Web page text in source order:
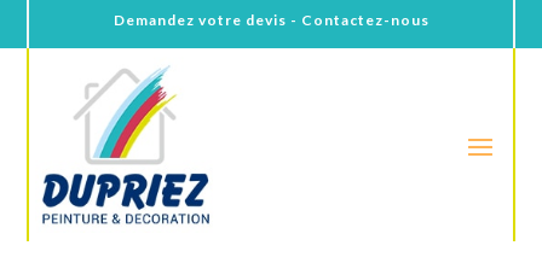
Demandez votre devis - Contactez-nous